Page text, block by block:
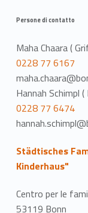
Persone di contatto
Maha Chaara (
0228 77 6167
Hannah Schimpl
0228 77 6474
Städtisches
Kinderhaus"
Centro per le
53119 Bonn